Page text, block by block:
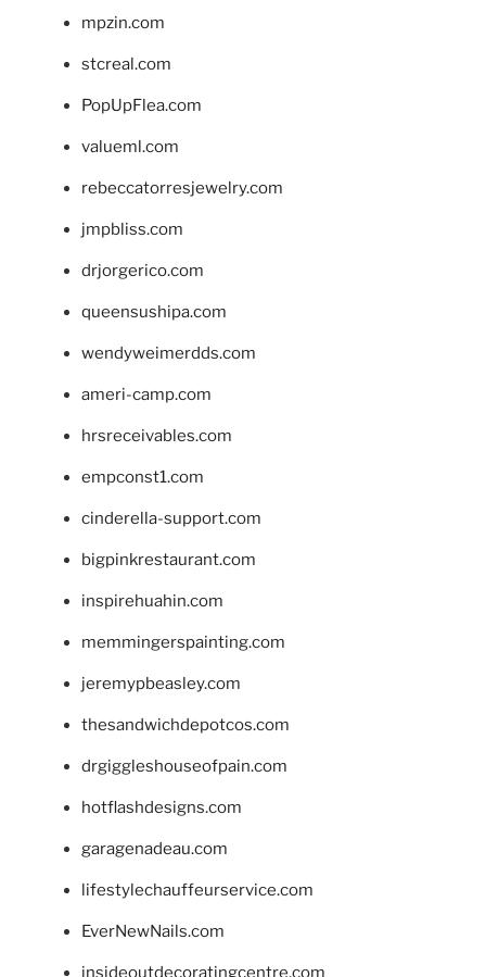
mpzin.com
stcreal.com
PopUpFlea.com
valueml.com
rebeccatorresjewelry.com
jmpbliss.com
drjorgerico.com
queensushipa.com
wendyweimerdds.com
ameri-camp.com
hrsreceivables.com
empconst1.com
cinderella-support.com
bigpinkrestaurant.com
inspirehuahin.com
memmingerspainting.com
jeremypbeasley.com
thesandwichdepotcos.com
drgiggleshouseofpain.com
hotflashdesigns.com
garagenadeau.com
lifestylechauffeurservice.com
EverNewNails.com
insideoutdecoratingcentre.com